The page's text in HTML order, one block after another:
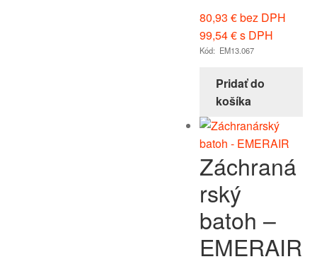
80,93 €bez DPH
99,54€s DPH
Kód: EM13.067
Pridať do
košíka
Záchraná
rský
batoh –
EMERAIR